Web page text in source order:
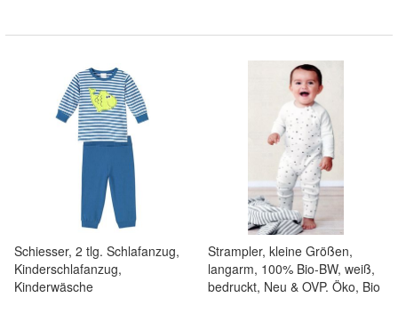
Schiesser, 2 tlg. Schlafanzug,
Kinderschlafanzug,
Kinderwäsche
Strampler, kleine Größen,
langarm, 100% Bio-BW, weiß,
bedruckt, Neu & OVP. Öko, Bio